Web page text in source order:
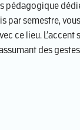
pédagogique
par semestre,
ce lieu.
des